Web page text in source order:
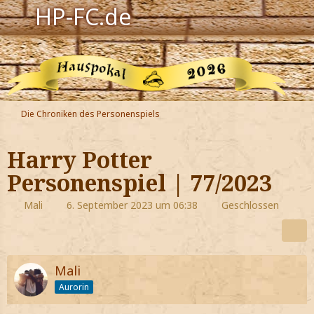
HP-FC.de
Navigation
Harry Potter
Der HP-FC
Hogwarts
Zauberwelt
Willkommen
Jetzt Fanclub-Mitglied werden!
Die Chroniken des Personenspiels
Harry Potter
Personenspiel | 77/2023
Mali 6. September 2023 um 06:38 Geschlossen
Mali
Aurorin